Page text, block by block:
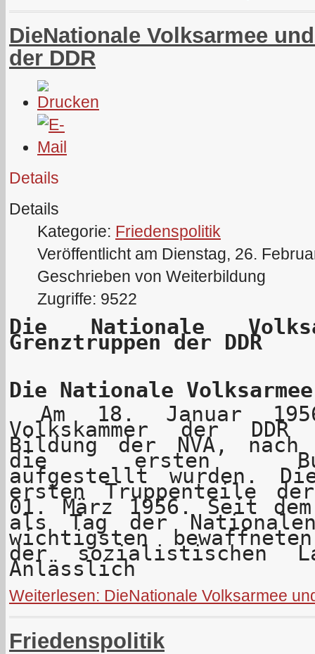
DieNationale Volksarmee
der DDR
Details
Details
Kategorie: Friedenspolitik
Veröffentlicht am Dienstag, 26.
Geschrieben von Weiterbildung
Zugriffe: 9522
Die Nationale
Grenztruppen der DDR
Die Nationale
Am 18. Januar
Volkskammer der
Bildung der NVA, nach
die ersten
aufgestellt wurden.
ersten Truppenteile
01. März 1956. Seit
als Tag der Nationalen
wichtigsten
der sozialistischen
Anlässlich
Weiterlesen: DieNationale Volksarmee
Friedenspolitik